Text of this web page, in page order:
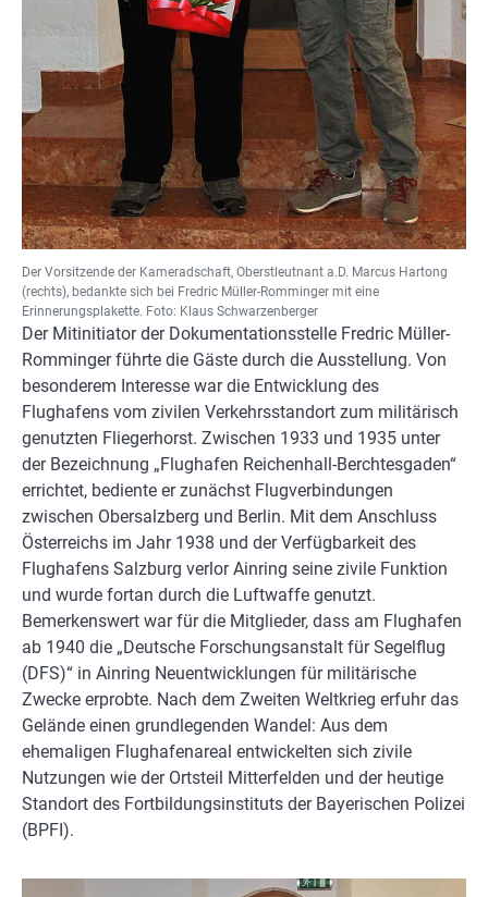
Der Vorsitzende der Kameradschaft, Oberstleutnant a.D. Marcus Hartong
(rechts), bedankte sich bei Fredric Müller-Romminger mit eine
Erinnerungsplakette. Foto: Klaus Schwarzenberger
Der Mitinitiator der Dokumentationsstelle Fredric Müller-
Romminger führte die Gäste durch die Ausstellung. Von
besonderem Interesse war die Entwicklung des
Flughafens vom zivilen Verkehrsstandort zum militärisch
genutzten Fliegerhorst. Zwischen 1933 und 1935 unter
der Bezeichnung „Flughafen Reichenhall-Berchtesgaden“
errichtet, bediente er zunächst Flugverbindungen
zwischen Obersalzberg und Berlin. Mit dem Anschluss
Österreichs im Jahr 1938 und der Verfügbarkeit des
Flughafens Salzburg verlor Ainring seine zivile Funktion
und wurde fortan durch die Luftwaffe genutzt.
Bemerkenswert war für die Mitglieder, dass am Flughafen
ab 1940 die „Deutsche Forschungsanstalt für Segelflug
(DFS)“ in Ainring Neuentwicklungen für militärische
Zwecke erprobte. Nach dem Zweiten Weltkrieg erfuhr das
Gelände einen grundlegenden Wandel: Aus dem
ehemaligen Flughafenareal entwickelten sich zivile
Nutzungen wie der Ortsteil Mitterfelden und der heutige
Standort des Fortbildungsinstituts der Bayerischen Polizei
(BPFI).